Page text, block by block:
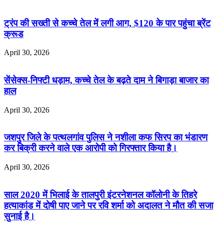
ट्रंप की सख्ती से कच्चे तेल में लगी आग, $120 के पार पहुंचा ब्रेंट
क्रूड
April 30, 2026
सेंसेक्स-निफ्टी धड़ाम, कच्चे तेल के बढ़ते दाम ने बिगाड़ा बाजार का
हाल
April 30, 2026
जशपुर जिले के पत्थलगांव पुलिस ने नशीला कफ सिरप का भंडारण
कर बिक्री करने वाले एक आरोपी को गिरफ्तार किया है।
April 30, 2026
साल 2020 में भिलाई के तालपुरी इंटरनेशनल कॉलोनी के तिहरे
हत्याकांड में दोषी पाए जाने पर रवि शर्मा को अदालत ने मौत की सजा
सुनाई है।